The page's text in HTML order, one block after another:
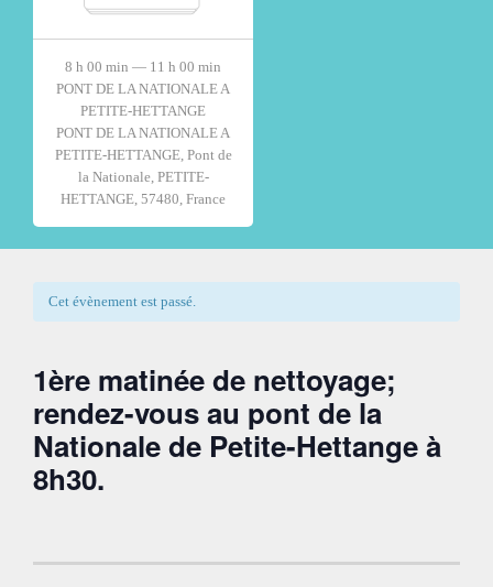
8 h 00 min — 11 h 00 min
PONT DE LA NATIONALE A
PETITE-HETTANGE
PONT DE LA NATIONALE A
PETITE-HETTANGE, Pont de
la Nationale, PETITE-
HETTANGE, 57480, France
Cet évènement est passé.
1ère matinée de nettoyage;
rendez-vous au pont de la
Nationale de Petite-Hettange à
8h30.